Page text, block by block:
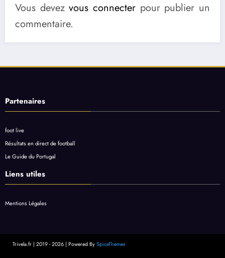
Vous devezvous connecter pour publier un
commentaire.
Partenaires
foot live
Résultats en direct de football
Le Guide du Portugal
Liens utiles
Mentions Légales
Trivela.fr | 2019 - 2026 | Powered By SpiceThemes